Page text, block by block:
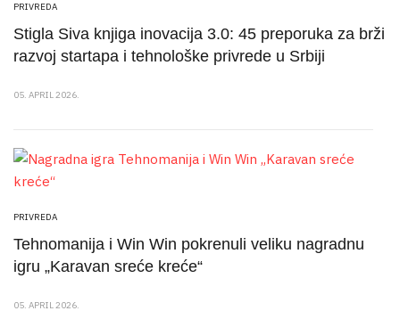
PRIVREDA
Stigla Siva knjiga inovacija 3.0: 45 preporuka za brži
razvoj startapa i tehnološke privrede u Srbiji
05. APRIL 2026.
PRIVREDA
Tehnomanija i Win Win pokrenuli veliku nagradnu
igru „Karavan sreće kreće“
05. APRIL 2026.